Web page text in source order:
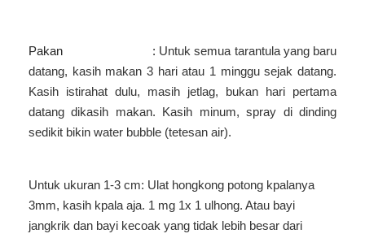
Pakan : Untuk semua tarantula yang baru
datang, kasih makan 3 hari atau 1 minggu sejak datang.
Kasih istirahat dulu, masih jetlag, bukan hari pertama
datang dikasih makan. Kasih minum, spray di dinding
sedikit bikin water bubble (tetesan air).
Untuk ukuran 1-3 cm: Ulat hongkong potong kpalanya
3mm, kasih kpala aja. 1 mg 1x 1 ulhong. Atau bayi
jangkrik dan bayi kecoak yang tidak lebih besar dari